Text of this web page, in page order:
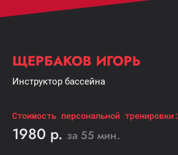
ЩЕРБАКОВ ИГОРЬ
Инструктор бассейна
Cтоимость персональной тренировки:
1980 р. за 55 мин.